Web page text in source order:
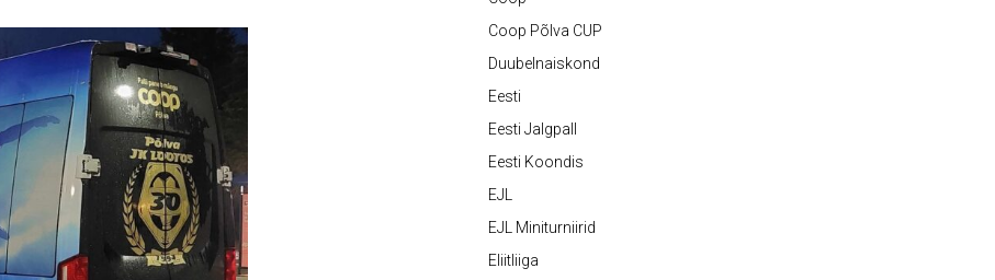
Coop Põlva CUP
Duubelnaiskond
Eesti
Eesti Jalgpall
Eesti Koondis
EJL
EJL Miniturniirid
Eliitliiga